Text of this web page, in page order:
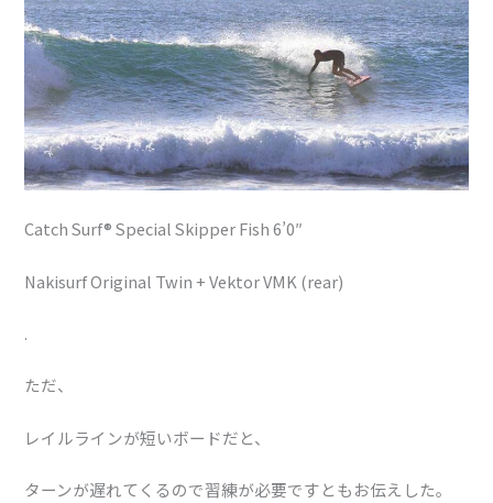
Catch Surf® Special Skipper Fish 6’0″
Nakisurf Original Twin + Vektor VMK (rear)
.
ただ、
レイルラインが短いボードだと、
ターンが遅れてくるので習練が必要ですともお伝えした。